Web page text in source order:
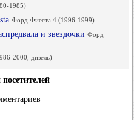
1985)
Форд Фиеста 4 (1996-1999)
и звездочки Форд
2000, дизель)